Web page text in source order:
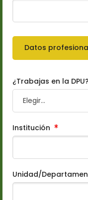
Datos
¿Trabajas en la DPU?
Institución
Unidad/